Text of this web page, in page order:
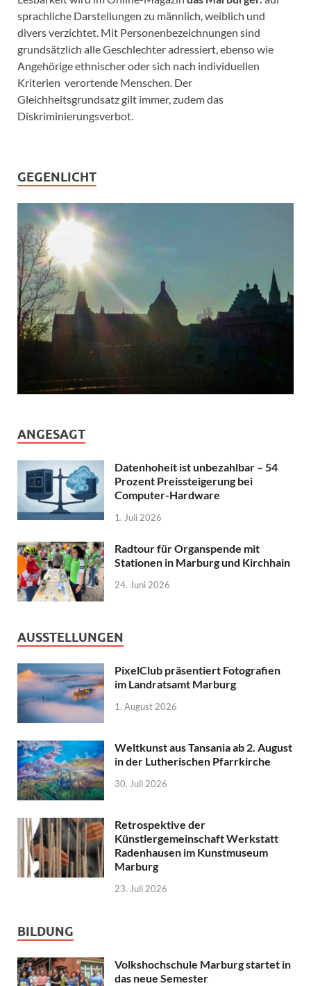
sprachliche Darstellungen zu männlich, weiblich und
divers verzichtet. Mit Personenbezeichnungen sind
grundsätzlich alle Geschlechter adressiert, ebenso wie
Angehörige ethnischer oder sich nach individuellen
Kriterien verortende Menschen. Der
Gleichheitsgrundsatz gilt immer, zudem das
Diskriminierungsverbot.
GEGENLICHT
ANGESAGT
Datenhoheit ist unbezahlbar – 54
Prozent Preissteigerung bei
Computer-Hardware
1. Juli 2026
Radtour für Organspende mit
Stationen in Marburg und Kirchhain
24. Juni 2026
AUSSTELLUNGEN
PixelClub präsentiert Fotografien
im Landratsamt Marburg
1. August 2026
Weltkunst aus Tansania ab 2. August
in der Lutherischen Pfarrkirche
30. Juli 2026
Retrospektive der
Künstlergemeinschaft Werkstatt
Radenhausen im Kunstmuseum
Marburg
23. Juli 2026
BILDUNG
Volkshochschule Marburg startet in
das neue Semester